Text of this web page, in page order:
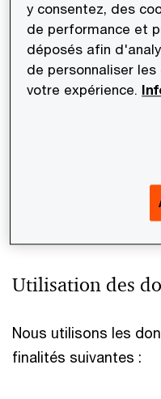
Revenu,
financière liée ;
Investissements
Généralement,
personnelles auprès
tierces parties
Utilisation des
Nous utilisons les
finalités suivantes :
y consentez, des
de performance et
déposés afin
de personnaliser
votre expérience.